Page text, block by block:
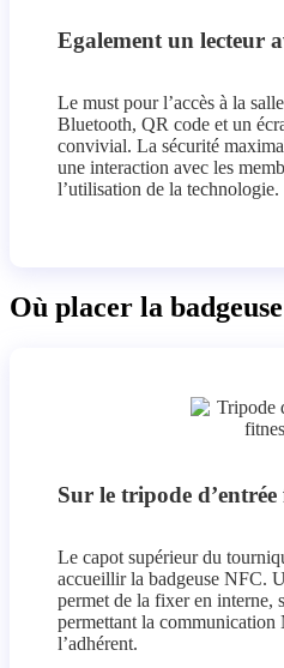
Egalement un lecteur
Le must pour l’accès à la
Bluetooth, QR code et un
convivial. La sécurité
une interaction avec les
l’utilisation de la technologie.
Où placer la
Sur le tripode d’entrée
Le capot supérieur du
accueillir la badgeuse NFC.
permet de la fixer en interne,
permettant la
l’adhérent.